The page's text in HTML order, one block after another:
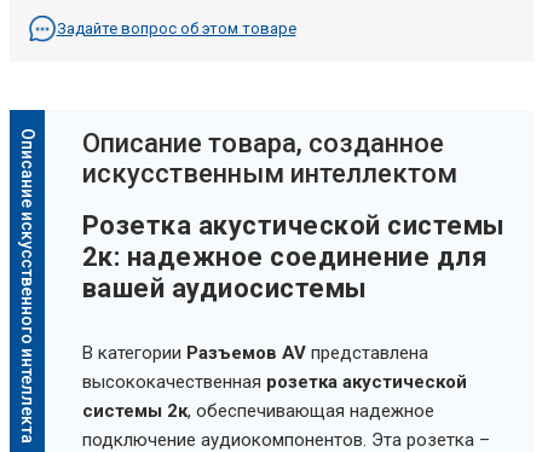
Задайте вопрос об этом товаре
Описание искусственного интеллекта
Oписание товара, созданное
искусственным интеллектом
Розетка акустической системы
2к: надежное соединение для
вашей аудиосистемы
В категории Разъемов AVпредставлена
высококачественная розетка акустической
системы 2к, обеспечивающая надежное
подключение аудиокомпонентов. Эта розетка –